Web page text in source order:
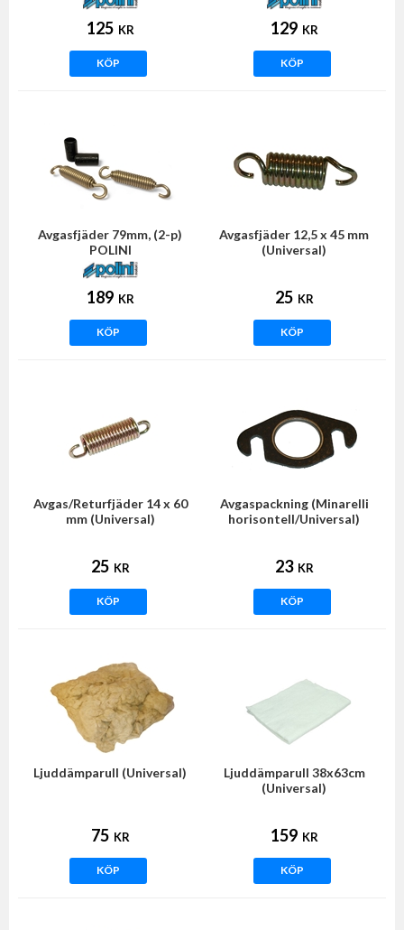
125 KR
KÖP
129 KR
KÖP
Avgasfjäder 79mm, (2-p)
POLINI
189 KR
KÖP
Avgasfjäder 12,5 x 45 mm
(Universal)
25 KR
KÖP
Avgas/Returfjäder 14 x 60
mm (Universal)
25 KR
KÖP
Avgaspackning (Minarelli
horisontell/Universal)
23 KR
KÖP
Ljuddämparull (Universal)
75 KR
KÖP
Ljuddämparull 38x63cm
(Universal)
159 KR
KÖP